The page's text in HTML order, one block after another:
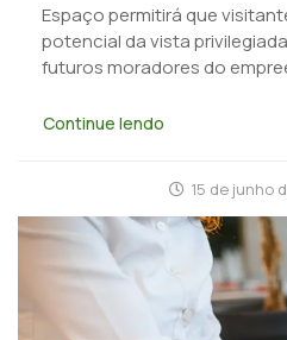
Espaço permitirá que
potencial da vista
futuros moradores do
Continue lendo
15 de junho